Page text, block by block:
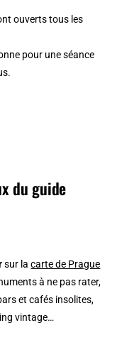
ouverts tous les
pour une séance
du guide
sur lacarte de Prague
à ne pas rater,
et cafés insolites,
vintage…